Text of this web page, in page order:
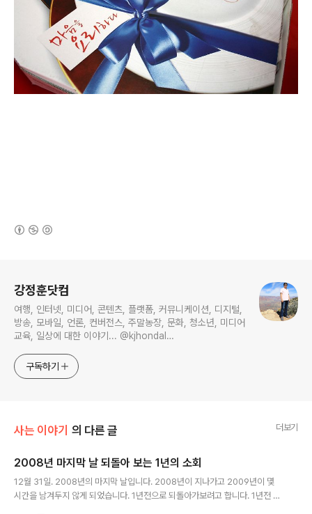
강정훈닷컴
여행, 인터넷, 미디어, 콘텐츠, 플랫폼, 커뮤니케이션, 디지털,
방송, 모바일, 언론, 컨버전스, 주말농장, 문화, 청소년, 미디어
교육, 일상에 대한 이야기... @kjhondal
구독하기
사는 이야기 의 다른 글 더보기
2008년 마지막 날 되돌아 보는 1년의 소회
12월 31일. 2008년의 마지막 날입니다. 2008년이 지나가고 2009년이 몇
시간을 남겨두지 않게 되었습니다. 1년전으로 되돌아가보려고 합니다. 1년전 이